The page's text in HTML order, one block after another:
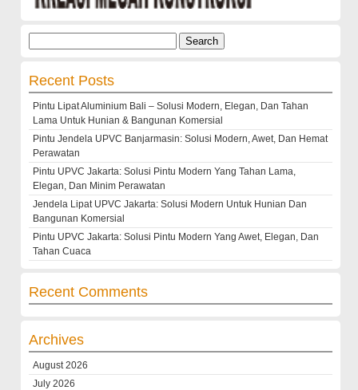
Recent Posts
Pintu Lipat Aluminium Bali – Solusi Modern, Elegan, Dan Tahan
Lama Untuk Hunian & Bangunan Komersial
Pintu Jendela UPVC Banjarmasin: Solusi Modern, Awet, Dan Hemat
Perawatan
Pintu UPVC Jakarta: Solusi Pintu Modern Yang Tahan Lama,
Elegan, Dan Minim Perawatan
Jendela Lipat UPVC Jakarta: Solusi Modern Untuk Hunian Dan
Bangunan Komersial
Pintu UPVC Jakarta: Solusi Pintu Modern Yang Awet, Elegan, Dan
Tahan Cuaca
Recent Comments
Archives
August 2026
July 2026